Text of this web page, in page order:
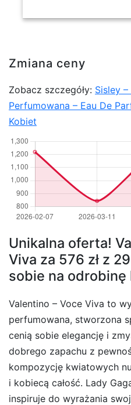
Zmiana ceny
Zobacz szczegóły: Sisley
Perfumowana – Eau De
Kobiet
Unikalna oferta!
Viva za 576 zł z
sobie na
Valentino – Voce Viva to
perfumowana, stworzona
cenią sobie elegancję i
dobrego zapachu z
kompozycję kwiatowych
i kobiecą całość. Lady
inspiruje do wyrażania